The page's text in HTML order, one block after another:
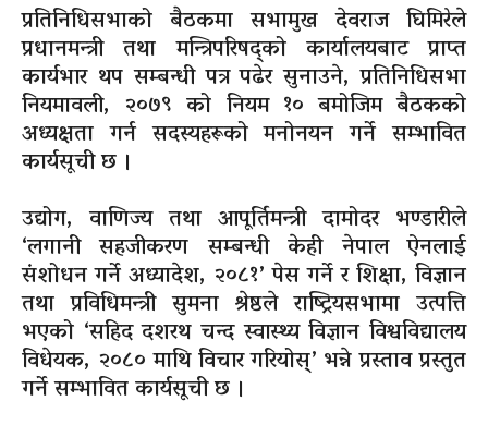
प्रतिनिधिसभाको बैठकमा सभामुख देवराज घिमिरेले
प्रधानमन्त्री तथा मन्त्रिपरिषद्को कार्यालयबाट प्राप्त
कार्यभार थप सम्बन्धी पत्र पढेर सुनाउने, प्रतिनिधिसभा
नियमावली, २०७९ को नियम १० बमोजिम बैठकको
अध्यक्षता गर्न सदस्यहरूको मनोनयन गर्ने सम्भावित
कार्यसूची छ ।
उद्योग, वाणिज्य तथा आपूर्तिमन्त्री दामोदर भण्डारीले
‘लगानी सहजीकरण सम्बन्धी केही नेपाल ऐनलाई
संशोधन गर्ने अध्यादेश, २०८१’ पेस गर्ने र शिक्षा, विज्ञान
तथा प्रविधिमन्त्री सुमना श्रेष्ठले राष्ट्रियसभामा उत्पत्ति
भएको ‘सहिद दशरथ चन्द स्वास्थ्य विज्ञान विश्वविद्यालय
विधेयक, २०८० माथि विचार गरियोस्’ भन्ने प्रस्ताव प्रस्तुत
गर्ने सम्भावित कार्यसूची छ ।